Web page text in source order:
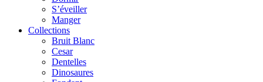
S’éveiller
Manger
Collections
Bruit Blanc
Cesar
Dentelles
Dinosaures